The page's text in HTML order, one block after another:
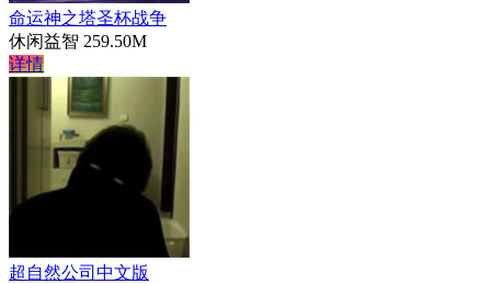
命运神之塔圣杯战争
休闲益智 259.50M
详情
超自然公司中文版